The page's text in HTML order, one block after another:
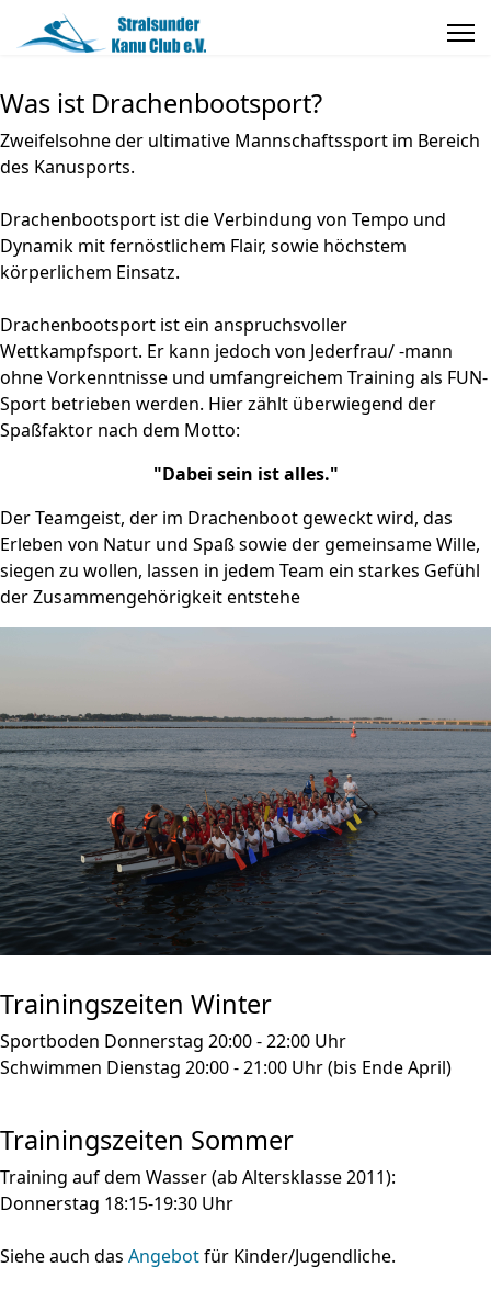
Was ist Drachenbootsport?
Zweifelsohne der ultimative Mannschaftssport im Bereich
des Kanusports.
Drachenbootsport ist die Verbindung von Tempo und
Dynamik mit fernöstlichem Flair, sowie höchstem
körperlichem Einsatz.
Drachenbootsport ist ein anspruchsvoller
Wettkampfsport. Er kann jedoch von Jederfrau/ -mann
ohne Vorkenntnisse und umfangreichem Training als FUN-
Sport betrieben werden. Hier zählt überwiegend der
Spaßfaktor nach dem Motto:
"Dabei sein ist alles."
Der Teamgeist, der im Drachenboot geweckt wird, das
Erleben von Natur und Spaß sowie der gemeinsame Wille,
siegen zu wollen, lassen in jedem Team ein starkes Gefühl
der Zusammengehörigkeit entstehe
Trainingszeiten Winter
Sportboden Donnerstag 20:00 - 22:00 Uhr
Schwimmen Dienstag 20:00 - 21:00 Uhr (bis Ende April)
Trainingszeiten Sommer
Training auf dem Wasser (ab Altersklasse 2011):
Donnerstag 18:15-19:30 Uhr
Siehe auch das Angebotfür Kinder/Jugendliche.